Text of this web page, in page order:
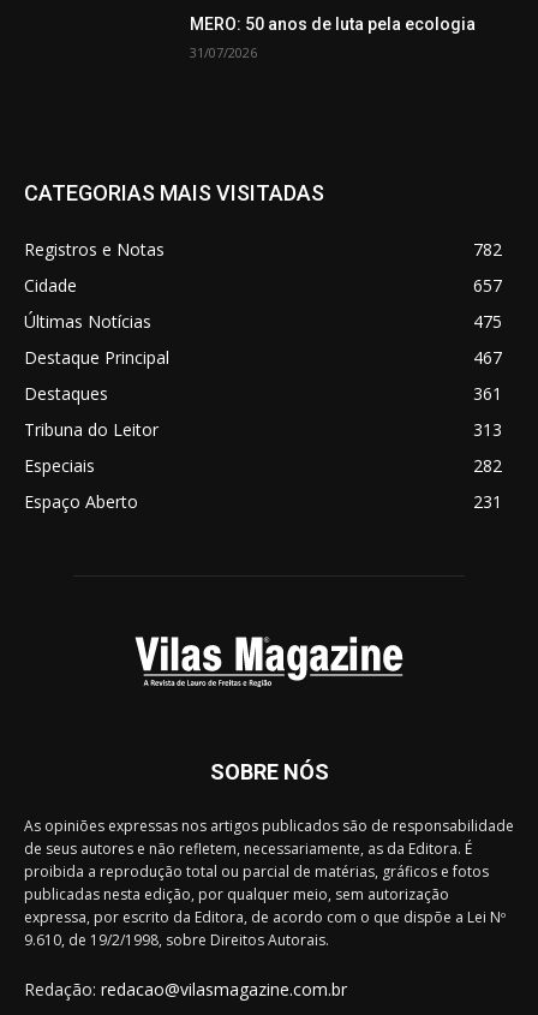
MERO: 50 anos de luta pela ecologia
31/07/2026
CATEGORIAS MAIS VISITADAS
Registros e Notas
782
Cidade
657
Últimas Notícias
475
Destaque Principal
467
Destaques
361
Tribuna do Leitor
313
Especiais
282
Espaço Aberto
231
SOBRE NÓS
As opiniões expressas nos artigos publicados são de responsabilidade
de seus autores e não refletem, necessariamente, as da Editora. É
proibida a reprodução total ou parcial de matérias, gráficos e fotos
publicadas nesta edição, por qualquer meio, sem autorização
expressa, por escrito da Editora, de acordo com o que dispõe a Lei Nº
9.610, de 19/2/1998, sobre Direitos Autorais.
Redação: redacao@vilasmagazine.com.br